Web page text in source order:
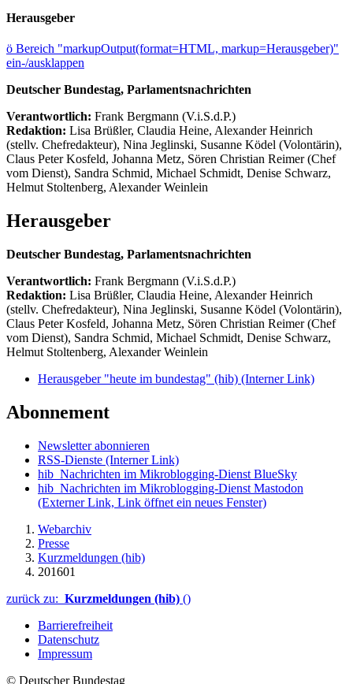
Herausgeber
ö Bereich "markupOutput(format=HTML, markup=Herausgeber)"
ein-/ausklappen
Deutscher Bundestag, Parlamentsnachrichten
Verantwortlich: Frank Bergmann (V.i.S.d.P.)
Redaktion: Lisa Brüßler, Claudia Heine, Alexander Heinrich
(stellv. Chefredakteur), Nina Jeglinski, Susanne Ködel (Volontärin),
Claus Peter Kosfeld, Johanna Metz, Sören Christian Reimer (Chef
vom Dienst), Sandra Schmid, Michael Schmidt, Denise Schwarz,
Helmut Stoltenberg, Alexander Weinlein
Herausgeber
Deutscher Bundestag, Parlamentsnachrichten
Verantwortlich: Frank Bergmann (V.i.S.d.P.)
Redaktion: Lisa Brüßler, Claudia Heine, Alexander Heinrich
(stellv. Chefredakteur), Nina Jeglinski, Susanne Ködel (Volontärin),
Claus Peter Kosfeld, Johanna Metz, Sören Christian Reimer (Chef
vom Dienst), Sandra Schmid, Michael Schmidt, Denise Schwarz,
Helmut Stoltenberg, Alexander Weinlein
Herausgeber "heute im bundestag" (hib) (Interner Link)
Abonnement
Newsletter abonnieren
RSS-Dienste (Interner Link)
hib_Nachrichten im Mikroblogging-Dienst BlueSky
hib_Nachrichten im Mikroblogging-Dienst Mastodon
(Externer Link, Link öffnet ein neues Fenster)
Webarchiv
Presse
Kurzmeldungen (hib)
201601
zurück zu: Kurzmeldungen (hib) ()
Barrierefreiheit
Datenschutz
Impressum
© Deutscher Bundestag